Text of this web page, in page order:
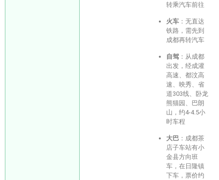
转乘汽车前往
火车 ：无直达
铁路，需先到
成都再转汽车
自驾 ：从成都
出发，经成灌
高速、都汶高
速、映秀、省
道303线、卧龙
熊猫园、巴朗
山，约4-4.5小
时车程
大巴 ：成都茶
店子车站有小
金县方向班
车，在日隆镇
下车，票价约